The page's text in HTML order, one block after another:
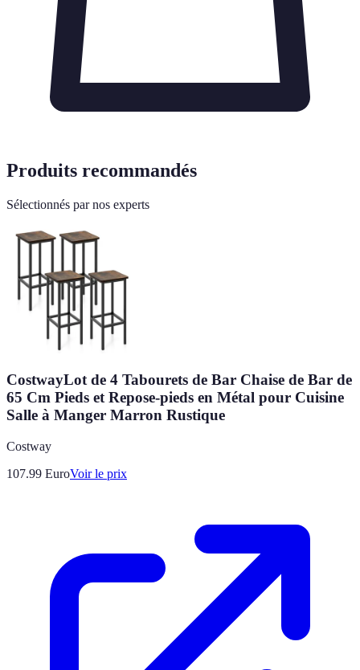
Produits recommandés
Sélectionnés par nos experts
CostwayLot de 4 Tabourets de Bar Chaise de Bar de
65 Cm Pieds et Repose-pieds en Métal pour Cuisine
Salle à Manger Marron Rustique
Costway
107.99 EuroVoir le prix